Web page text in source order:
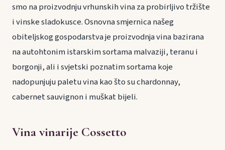
smo na proizvodnju vrhunskih vina za probirljivo tržište
i vinske sladokusce. Osnovna smjernica našeg
obiteljskog gospodarstva je proizvodnja vina bazirana
na autohtonim istarskim sortama malvaziji, teranu i
borgonji, ali i svjetski poznatim sortama koje
nadopunjuju paletu vina kao što su chardonnay,
cabernet sauvignon i muškat bijeli.
Vina vinarije Cossetto